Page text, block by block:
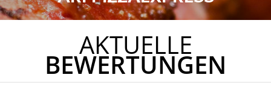
AKTUELLE
BEWERTUNGEN